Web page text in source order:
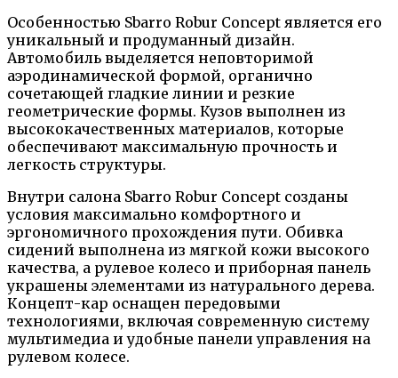
Особенностью Sbarro Robur Concept является его
уникальный и продуманный дизайн.
Автомобиль выделяется неповторимой
аэродинамической формой, органично
сочетающей гладкие линии и резкие
геометрические формы. Кузов выполнен из
высококачественных материалов, которые
обеспечивают максимальную прочность и
легкость структуры.
Внутри салона Sbarro Robur Concept созданы
условия максимально комфортного и
эргономичного прохождения пути. Обивка
сидений выполнена из мягкой кожи высокого
качества, а рулевое колесо и приборная панель
украшены элементами из натурального дерева.
Концепт-кар оснащен передовыми
технологиями, включая современную систему
мультимедиа и удобные панели управления на
рулевом колесе.